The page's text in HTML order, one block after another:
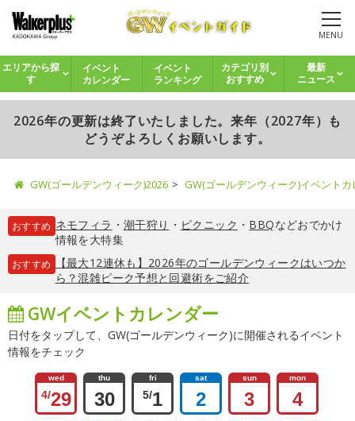
MENU
エリアから探
す
イベント
カレンダー
イベント
ランキング
カテゴリ別
おすすめ
最新
ニュース
2026年の更新は終了いたしました。来年（2027年）も
どうぞよろしくお願いします。
GW(ゴールデンウィーク)2026 GW(ゴールデンウィーク)イベント
おすすめ ネモフィラ ・ 潮干狩り ・ ピクニック ・ BBQなどおでかけ
情報を大特集
おすすめ
【最大12連休も】2026年のゴールデンウィークはいつか
ら？混雑ピーク予想と回避術をご紹介
GWイベントカレンダー
日付をタップして、GW(ゴールデンウィーク)に開催されるイベント
情報をチェック
wed
4/29
thu
30
fri
5/1
sat
2
sun
3
mon
4